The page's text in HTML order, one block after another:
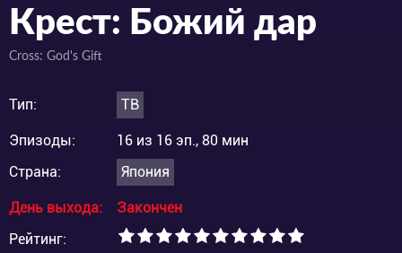
Крест: Божий дар
Cross: God's Gift
Тип: ТВ
Эпизоды:
16 из 16 эп., 80 мин
Страна:
Япония
День выхода:
Закончен
Рейтинг: